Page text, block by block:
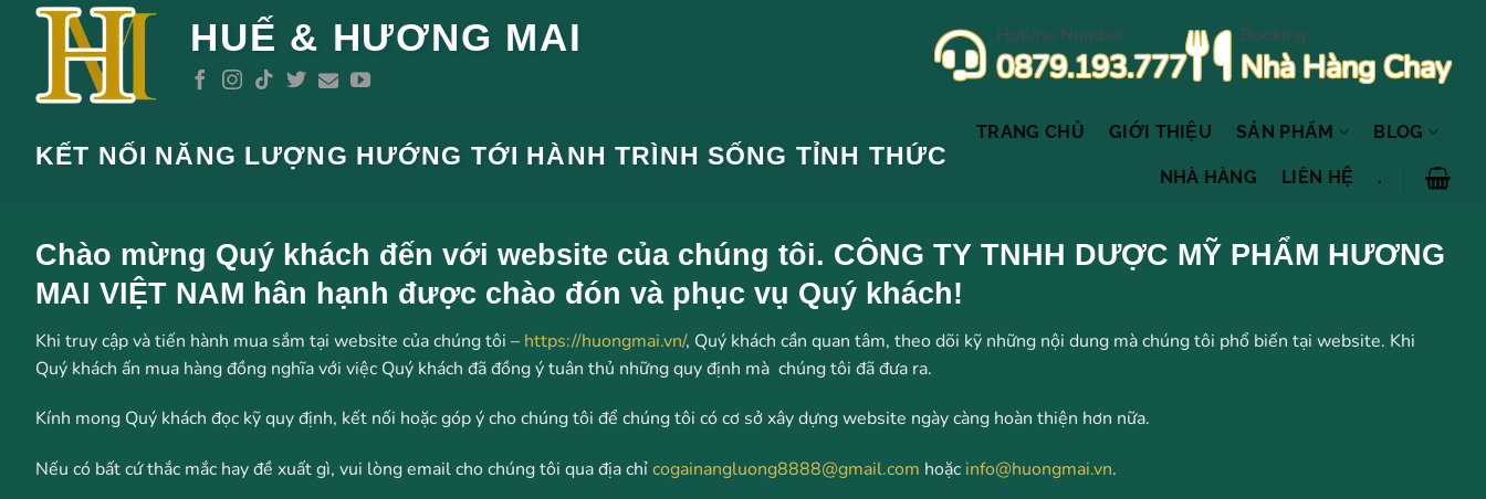
dung
HUẾ & HƯƠNG MAI Hotline Number
0879.193.777
Booking
Nhà Hàng Chay
KẾT NỐI NĂNG LƯỢNG HƯỚNG TỚI HÀNH TRÌNH SỐNG TỈNH THỨC
TRANG CHỦ GIỚI THIỆU SẢN PHẨM BLOG
NHÀ HÀNG LIÊN HỆ .
Chào mừng Quý khách đến với website của chúng tôi. CÔNG TY TNHH DƯỢC MỸ PHẨM HƯƠNG
MAI VIỆT NAM hân hạnh được chào đón và phục vụ Quý khách!
Khi truy cập và tiến hành mua sắm tại website của chúng tôi – https://huongmai.vn/, Quý khách cần quan tâm, theo dõi kỹ những nội dung mà chúng tôi phổ biến tại website. Khi
Quý khách ấn mua hàng đồng nghĩa với việc Quý khách đã đồng ý tuân thủ những quy định mà chúng tôi đã đưa ra.
Kính mong Quý khách đọc kỹ quy định, kết nối hoặc góp ý cho chúng tôi để chúng tôi có cơ sở xây dựng website ngày càng hoàn thiện hơn nữa.
Nếu có bất cứ thắc mắc hay đề xuất gì, vui lòng email cho chúng tôi qua địa chỉcogainangluong8888@gmail.com hoặc info@huongmai.vn.